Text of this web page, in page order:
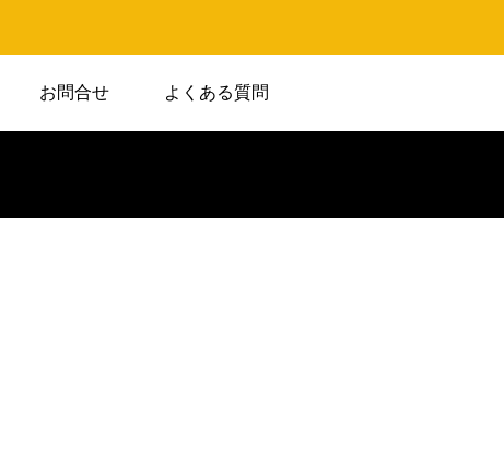
お問合せ よくある質問